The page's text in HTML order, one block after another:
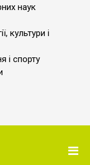
наук
культури і
і спорту